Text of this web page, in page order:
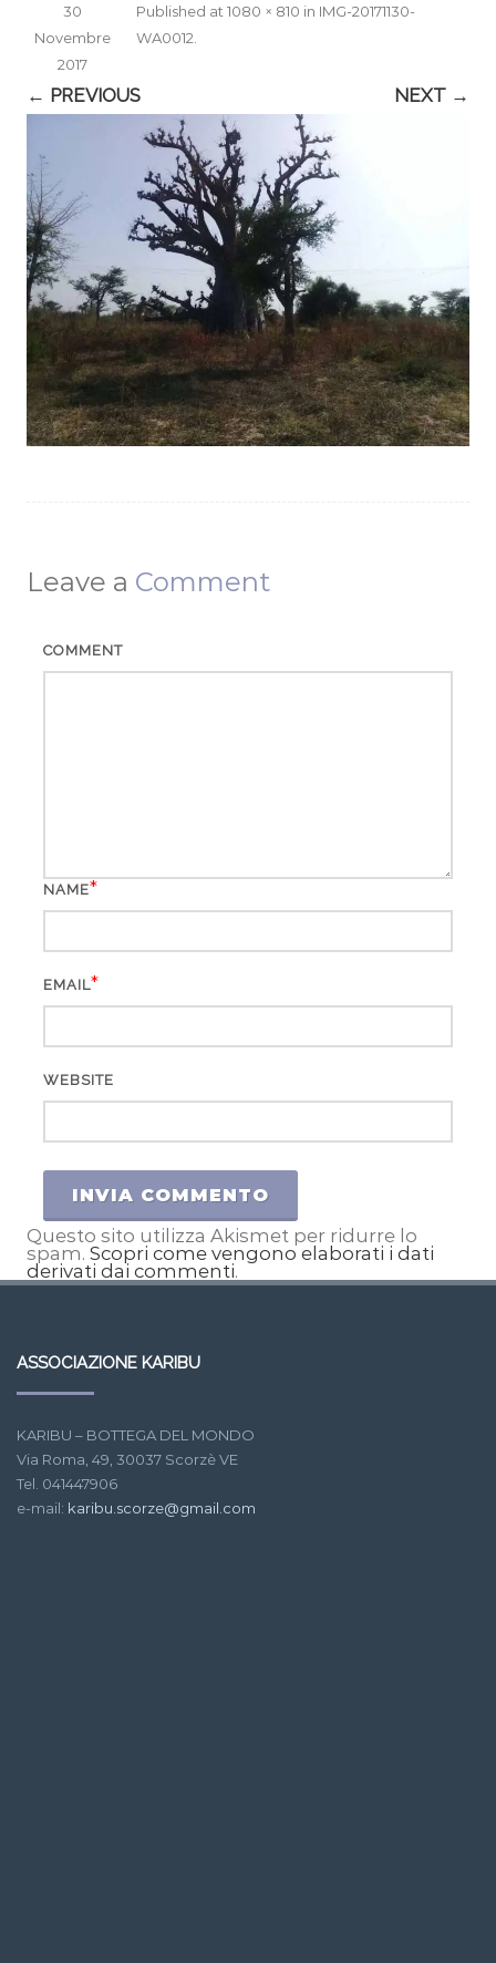
Published
30
Novembre
2017
at 1080 × 810 in IMG-20171130-
WA0012
← PREVIOUS NEXT →
Leave a Comment
COMMENT
NAME*
EMAIL*
WEBSITE
Questo sito utilizza Akismet per ridurre lo
spam. Scopri come vengono elaborati i dati
derivati dai commenti.
ASSOCIAZIONE KARIBU
KARIBU – BOTTEGA DEL MONDO
Via Roma, 49, 30037 Scorzè VE
Tel. 041447906
e-mail: karibu.scorze@gmail.com